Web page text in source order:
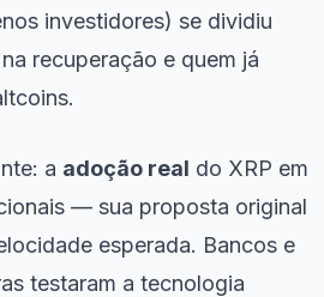
investidores) se dividiu
recuperação e quem já
a adoção real do XRP em
— sua proposta original
esperada. Bancos e
testaram a tecnologia